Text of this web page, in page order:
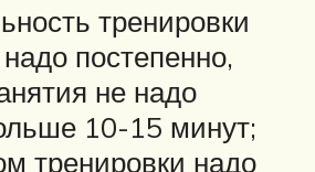
тренировки
постепенно,
не надо
10-15 минут;
тренировки надо